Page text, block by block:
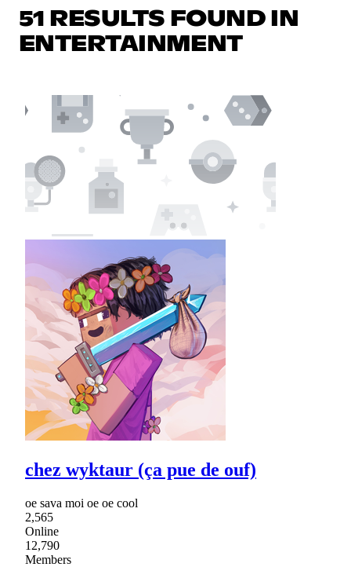
51 RESULTS FOUND IN
ENTERTAINMENT
chez wyktaur (ça pue de ouf)
oe sava moi oe oe cool
2,565
Online
12,790
Members